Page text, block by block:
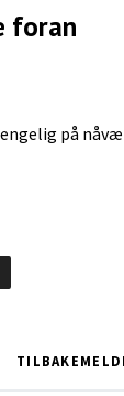
foran
på